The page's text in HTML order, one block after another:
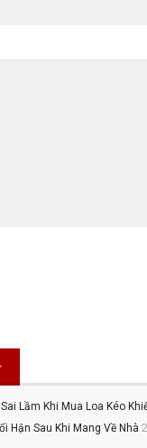
Lầm Khi Mua Loa Kéo
Hận Sau Khi Mang Về Nhà